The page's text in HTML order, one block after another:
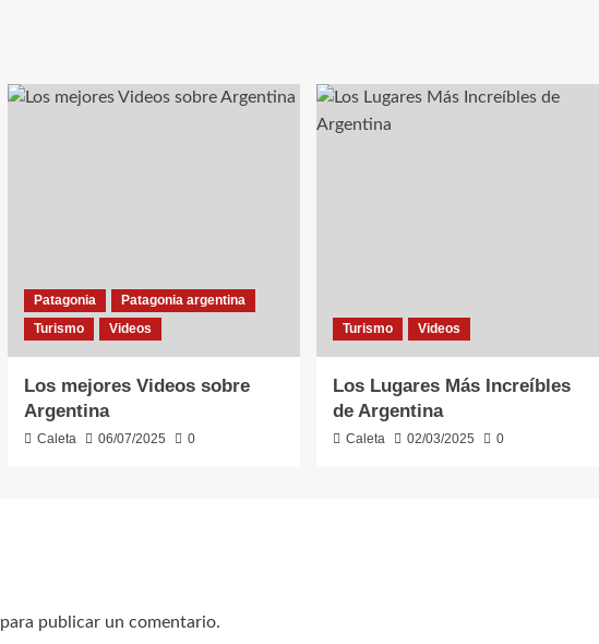
Patagonia
Patagonia argentina
Turismo
Videos
Los mejores Videos sobre
Argentina
Caleta 06/07/2025 0
Turismo Videos
Los Lugares Más Increíbles
de Argentina
Caleta 02/03/2025 0
para publicar un comentario.